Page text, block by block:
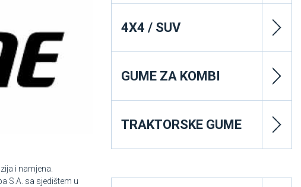
i namjena.
S.A. sa sjedištem u
4X4 / SUV
GUME ZA KOMBI
TRAKTORSKE GUME